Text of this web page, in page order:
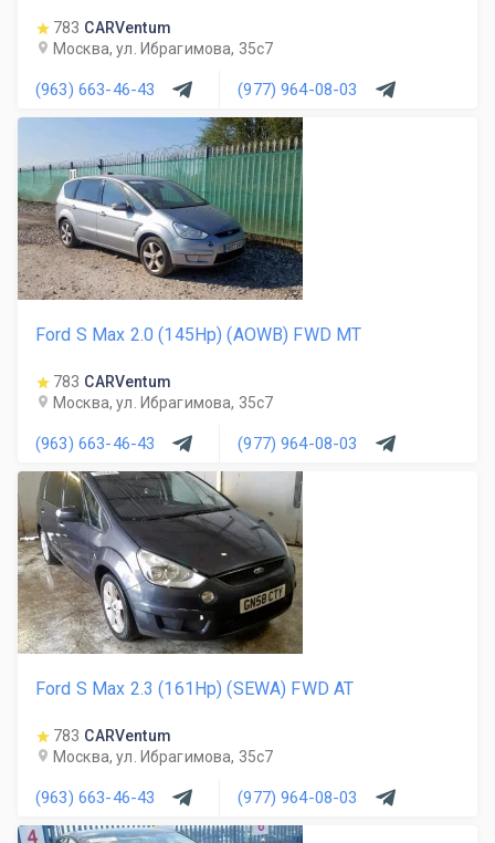
783 CARVentum
Москва, ул. Ибрагимова, 35с7
(963) 663-46-43 (977) 964-08-03
Ford S Max 2.0 (145Hp) (AOWB) FWD MT
783 CARVentum
Москва, ул. Ибрагимова, 35с7
(963) 663-46-43 (977) 964-08-03
Ford S Max 2.3 (161Hp) (SEWA) FWD AT
783 CARVentum
Москва, ул. Ибрагимова, 35с7
(963) 663-46-43 (977) 964-08-03